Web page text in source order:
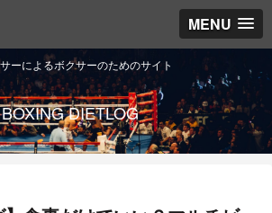
MENU
ーによるボクサーのためのサイト
BOXING DIETLOG